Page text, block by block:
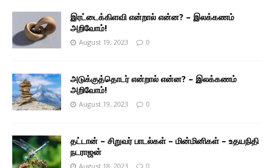
இரட்டைக்கிளவி என்றால் என்ன? – இலக்கணம்
அறிவோம்!
August 19, 2023 0
அடுக்குத்தொடர் என்றால் என்ன? – இலக்கணம்
அறிவோம்!
August 19, 2023 0
தட்டான் – சிறுவர் பாடல்கள் – மின்மினிகள் – உதயநிதி
நடராஜன்
August 18, 2023 0